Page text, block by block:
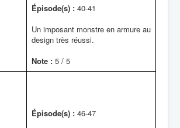
Épisode(s) : 40-41
Un imposant monstre en armure au
design très réussi.
Note : 5 / 5
Épisode(s) : 46-47